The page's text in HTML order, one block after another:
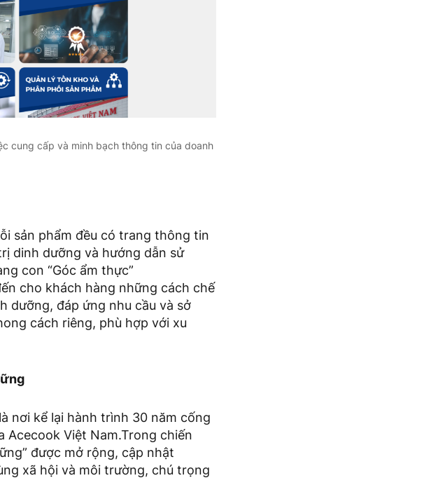
cung cấp và minh bạch thông tin của doanh
sản phẩm đều có trang thông tin
dinh dưỡng và hướng dẫn sử
con “Góc ẩm thực”
cho khách hàng những cách chế
dưỡng, đáp ứng nhu cầu và sở
cách riêng, phù hợp với xu
nơi kể lại hành trình 30 năm cống
Việt Nam.Trong chiến
được mở rộng, cập nhật
xã hội và môi trường, chú trọng